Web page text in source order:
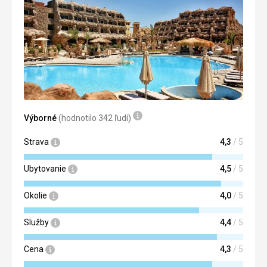
Ubytovanie
:)
Služby
:)
Výborné(hodnotilo 342 ľudí)
Strava 4,3 / 5
Ubytovanie 4,5 / 5
Okolie 4,0 / 5
Služby 4,4 / 5
Cena 4,3 / 5